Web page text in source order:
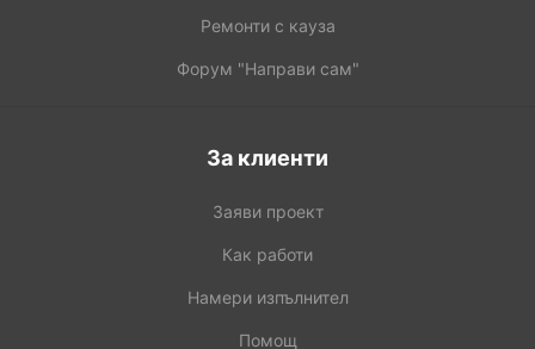
Ремонти с кауза
Форум "Направи сам"
За клиенти
Заяви проект
Как работи
Намери изпълнител
Помощ